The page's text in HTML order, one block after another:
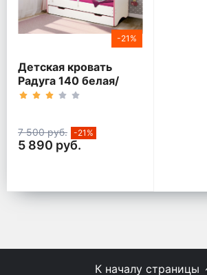
-21%
Детская кровать
Радуга 140 белая/
кант розовый
7 500 руб. -21%
5 890 руб.
К началу страницы